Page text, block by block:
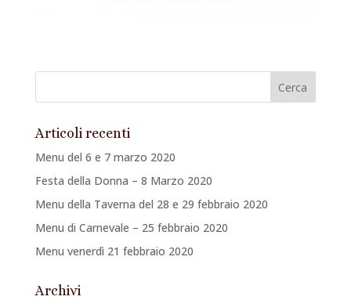
Articoli recenti
Menu del 6 e 7 marzo 2020
Festa della Donna – 8 Marzo 2020
Menu della Taverna del 28 e 29 febbraio 2020
Menu di Carnevale – 25 febbraio 2020
Menu venerdì 21 febbraio 2020
Archivi